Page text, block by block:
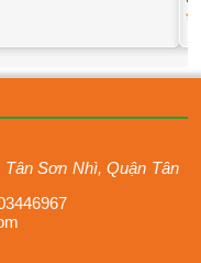
Tân Sơn Nhì,Quận Tân